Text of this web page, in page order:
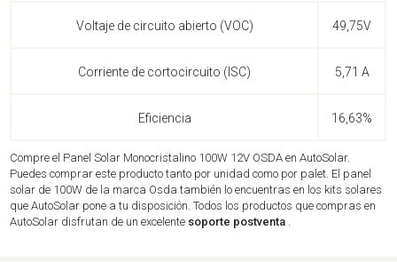
Voltaje de circuito abierto (VOC) 49,75V
Corriente de cortocircuito (ISC) 5,71 A
Eficiencia 16,63%
Compre el Panel Solar Monocristalino 100W 12V OSDA en AutoSolar.
Puedes comprar este producto tanto por unidad como por palet. El panel
solar de 100W de la marca Osda también lo encuentras en los kits solares
que AutoSolar pone a tu disposición. Todos los productos que compras en
AutoSolar disfrutan de un excelente soporte postventa